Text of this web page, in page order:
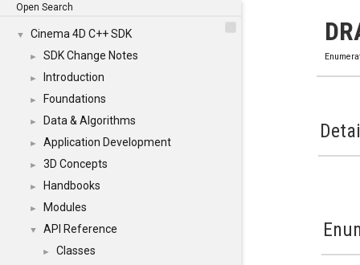
Open Search
▼ Cinema 4D C++ SDK
► SDK Change Notes
► Introduction
► Foundations
► Data & Algorithms
► Application Development
► 3D Concepts
► Handbooks
► Modules
▼ API Reference
► Classes